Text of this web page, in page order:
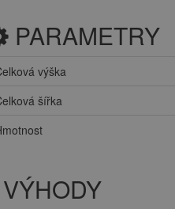
PARAMETRY
výška
šířka